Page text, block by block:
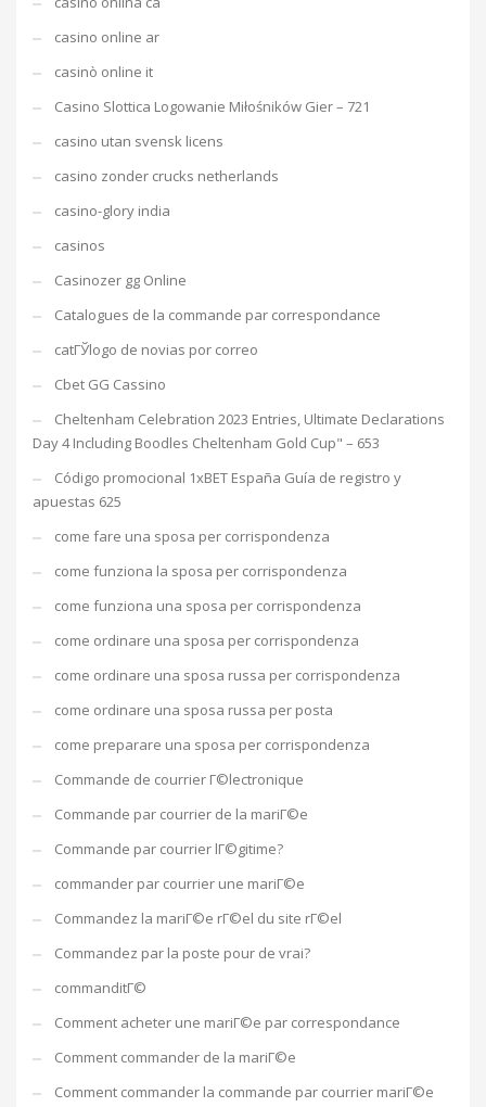
casino online ar
casinò online it
Casino Slottica Logowanie Miłośników Gier – 721
casino utan svensk licens
casino zonder crucks netherlands
casino-glory india
casinos
Casinozer gg Online
Catalogues de la commande par correspondance
catГЎlogo de novias por correo
Cbet GG Cassino
Cheltenham Celebration 2023 Entries, Ultimate Declarations
Day 4 Including Boodles Cheltenham Gold Cup" – 653
Código promocional 1xBET España Guía de registro y
apuestas 625
come fare una sposa per corrispondenza
come funziona la sposa per corrispondenza
come funziona una sposa per corrispondenza
come ordinare una sposa per corrispondenza
come ordinare una sposa russa per corrispondenza
come ordinare una sposa russa per posta
come preparare una sposa per corrispondenza
Commande de courrier Г©lectronique
Commande par courrier de la mariГ©e
Commande par courrier lГ©gitime?
commander par courrier une mariГ©e
Commandez la mariГ©e rГ©el du site rГ©el
Commandez par la poste pour de vrai?
commanditГ©
Comment acheter une mariГ©e par correspondance
Comment commander de la mariГ©e
Comment commander la commande par courrier mariГ©e